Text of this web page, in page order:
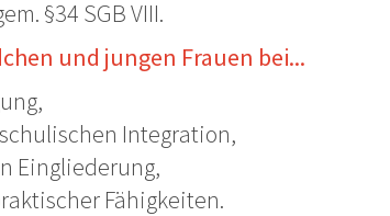
§34 SGB VIII.
und jungen Frauen bei...
Integration,
Eingliederung,
Fähigkeiten.